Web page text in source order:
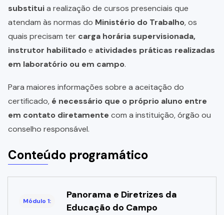
substituia realização de cursos presenciais que
atendam às normas do Ministério do Trabalho, os
quais precisam ter carga horária supervisionada,
instrutor habilitadoe atividades práticas realizadas
em laboratório ou em campo.
Para maiores informações sobre a aceitação do
certificado, é necessário que o próprio aluno entre
em contato diretamente com a instituição, órgão ou
conselho responsável.
Conteúdo programático
Módulo 1:
Panorama e Diretrizes da
Educação do Campo